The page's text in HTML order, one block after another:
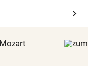
chevron_right